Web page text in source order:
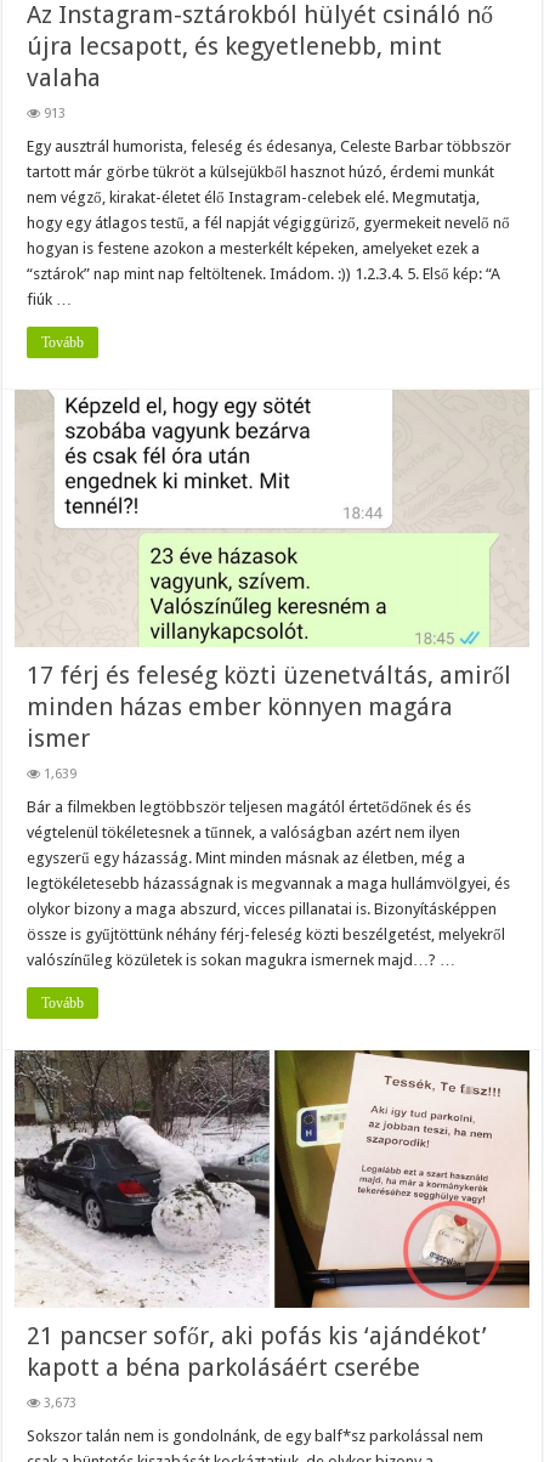
Az Instagram-sztárokból hülyét csináló nő
újra lecsapott, és kegyetlenebb, mint
valaha
913
Egy ausztrál humorista, feleség és édesanya, Celeste Barbar többször
tartott már görbe tükröt a külsejükből hasznot húzó, érdemi munkát
nem végző, kirakat-életet élő Instagram-celebek elé. Megmutatja,
hogy egy átlagos testű, a fél napját végiggüriző, gyermekeit nevelő nő
hogyan is festene azokon a mesterkélt képeken, amelyeket ezek a
“sztárok” nap mint nap feltöltenek. Imádom. :)) 1.2.3.4. 5. Első kép: “A
fiúk …
Tovább
17 férj és feleség közti üzenetváltás, amiről
minden házas ember könnyen magára
ismer
1,639
Bár a filmekben legtöbbször teljesen magától értetődőnek és és
végtelenül tökéletesnek a tűnnek, a valóságban azért nem ilyen
egyszerű egy házasság. Mint minden másnak az életben, még a
legtökéletesebb házasságnak is megvannak a maga hullámvölgyei, és
olykor bizony a maga abszurd, vicces pillanatai is. Bizonyításképpen
össze is gyűjtöttünk néhány férj-feleség közti beszélgetést, melyekről
valószínűleg közületek is sokan magukra ismernek majd…? …
Tovább
21 pancser sofőr, aki pofás kis ‘ajándékot’
kapott a béna parkolásáért cserébe
3,673
Sokszor talán nem is gondolnánk, de egy balf*sz parkolással nem